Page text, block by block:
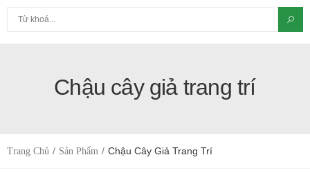
Chậu cây giả trang trí
Trang Chủ Sản Phẩm Chậu Cây Giả Trang Trí